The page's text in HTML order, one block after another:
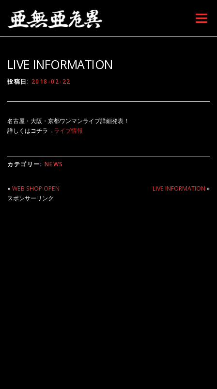
メニュー
LIVE INFORMATION
投稿日: 2018-02-22
名古屋・大阪・京都ワンマンライブ詳細発表！
詳しくはコチラ →ライブ情報
カテゴリー: NEWS
« WEB SHOP OPEN LIVE INFORMATION »
スポンサーリンク